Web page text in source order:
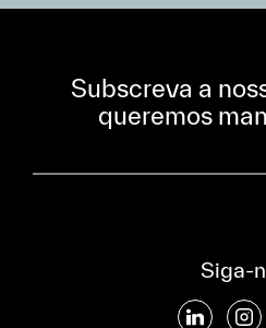
Subscreva a
queremos
Subscreva a nossa Newsletter
Siga-